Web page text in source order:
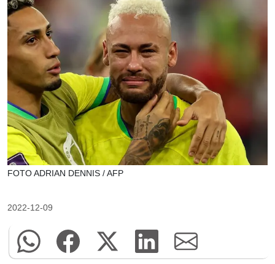
FOTO ADRIAN DENNIS / AFP
2022-12-09